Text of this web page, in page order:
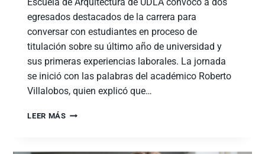
egresados destacados de la carrera para
conversar con estudiantes en proceso de
titulación sobre su último año de universidad y
sus primeras experiencias laborales. La jornada
se inició con las palabras del académico Roberto
Villalobos, quien explicó que…
LEER MÁS